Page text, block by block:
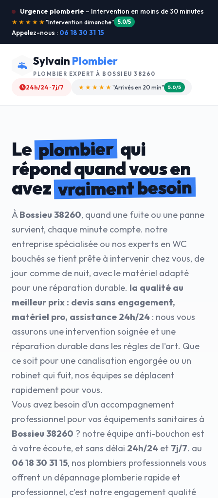
Urgence plomberie – Intervention en moins de 30 minutes
★★★★★"Je recommande !" 4.9/5
Appelez-nous : 06 18 30 31 15
Sylvain Plombier
PLOMBIER EXPERT À BOSSIEU 38260
24h/24 · 7j/7 ★★★★☆ "Devis gratuit" 4.8/5
Leplombierqui
répond quand vous en
avezvraiment besoin
ÀBossieu 38260, quand une fuite ou une panne
survient, chaque minute compte. notre
entreprise spécialisée ou nos experts en WC
bouchés se tient prête à intervenir chez vous, de
jour comme de nuit, avec le matériel adapté
pour une réparation durable. la qualité au
meilleur prix : devis sans engagement,
matériel pro, assistance 24h/24 : nous vous
assurons une intervention soignée et une
réparation durable dans les règles de l'art. Que
ce soit pour une canalisation engorgée ou un
robinet qui fuit, nos équipes se déplacent
rapidement pour vous.
Vous avez besoin d’un accompagnement
professionnel pour vos équipements sanitaires à
Bossieu 38260 ? notre équipe anti-bouchon est
à votre écoute, et sans délai 24h/24 et 7j/7. au
06 18 30 31 15, nos plombiers professionnels vous
offrent un dépannage plomberie rapide et
professionnel, c'est notre engagement qualité